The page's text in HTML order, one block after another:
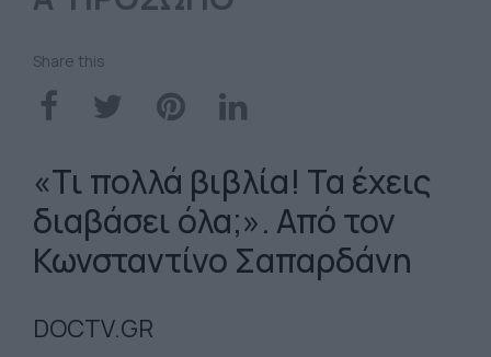
Share this
«Τι πολλά βιβλία! Τα έχεις
διαβάσει όλα;». Από τον
Κωνσταντίνο Σαπαρδάνη
DOCTV.GR